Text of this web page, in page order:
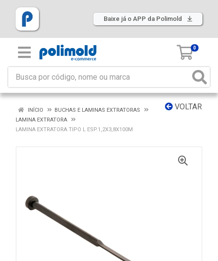
Baixe já o APP da Polimold
0
VOLTAR
INÍCIO
BUCHAS E LAMINAS EXTRATORAS
LAMINA EXTRATORA
LAMINA EXTRATORA TIPO L ESP.1,2X3,8X100M